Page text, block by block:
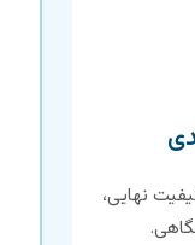
نهایی،